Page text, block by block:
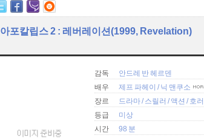
아포칼립스 2 : 레버레이션(1999, Revelation)
감독
안드레 반 헤르덴
배우
제프 파헤이 /닉 맨쿠소
장르
드라마/스릴러 /액션 /호러
등급
미상
시간
98 분